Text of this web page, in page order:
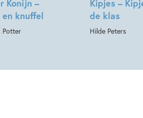
Konijn –
en knuffel
Potter
Kipjes –
de klas
Hilde Peters